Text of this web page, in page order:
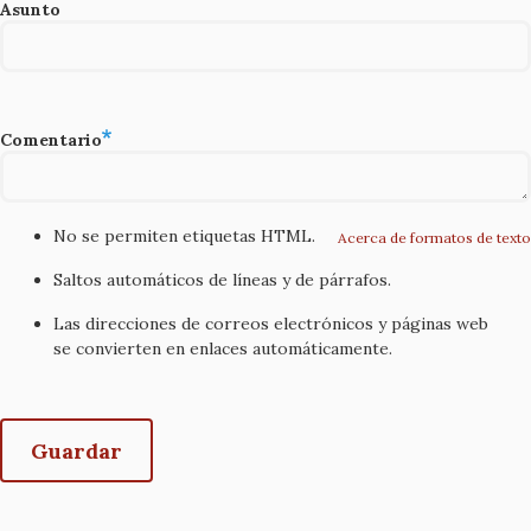
Asunto
Comentario
Acerca de formatos de texto
No se permiten etiquetas HTML.
Saltos automáticos de líneas y de párrafos.
Las direcciones de correos electrónicos y páginas web
se convierten en enlaces automáticamente.